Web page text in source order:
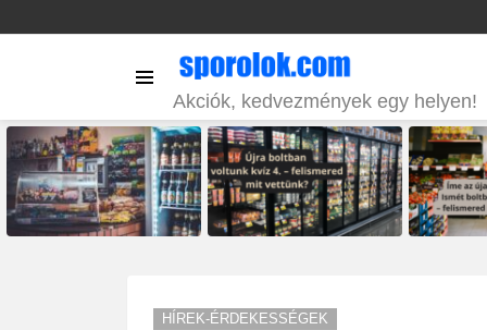
Akciók, kedvezmények egy helyen!
STORIES
HÍREK-ÉRDEKESSÉGEK